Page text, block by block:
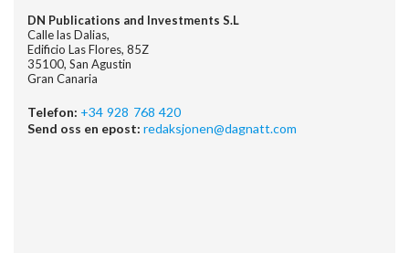
DN Publications and Investments S.L
Calle las Dalias,
Edificio Las Flores, 85Z
35100, San Agustin
Gran Canaria
Telefon: +34 928 768 420
Send oss en epost: redaksjonen@dagnatt.com